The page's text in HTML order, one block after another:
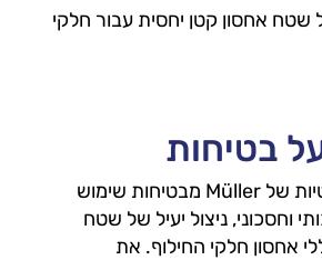
שטח אחסון קטן יחסית עבור חלקי
בטיחות
מגרסות קומפקטיות של Müller מבטיחות שימוש
וחסכוני, ניצול יעיל של שטח
אחסון חלקי החילוף. את